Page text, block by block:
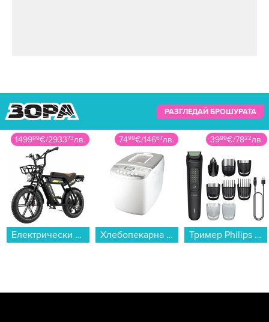
РАЗГЛЕДАЙ БРОШУРАТА
149999€/293373лв.
Електрически велосипед Koolux X9 Pro , 20.00 inch, 25 градуси...
7499€/14667лв.
Хлебопекарна Finlux FBM-1625W , 1600 грама , 2 Литри, 850 W...
3999€/7822лв.
Тример Philips MG3945/15...